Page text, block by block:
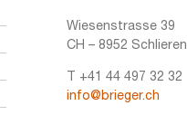
Wiesenstrasse 39
CH – 8952 Schlieren
T +41 44 497 32 32
info@brieger.ch